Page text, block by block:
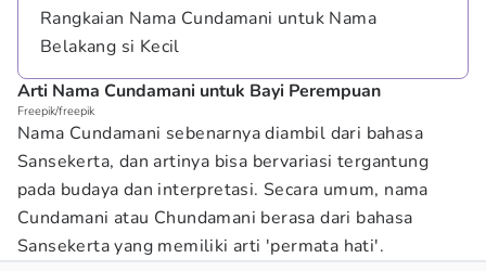
Rangkaian Nama Cundamani untuk Nama
Belakang si Kecil
Arti Nama Cundamani untuk Bayi Perempuan
Freepik/freepik
Nama Cundamani sebenarnya diambil dari bahasa
Sansekerta, dan artinya bisa bervariasi tergantung
pada budaya dan interpretasi. Secara umum, nama
Cundamani atau Chundamani berasa dari bahasa
Sansekerta yang memiliki arti 'permata hati'.